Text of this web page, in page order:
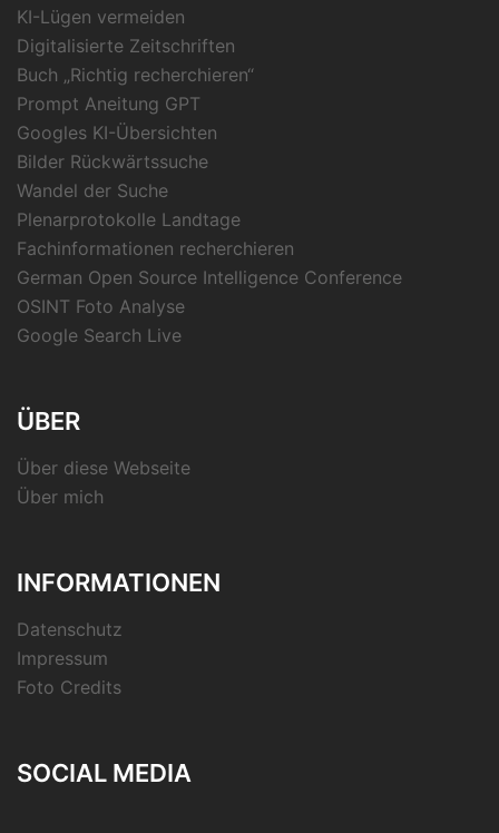
KI-Lügen vermeiden
Digitalisierte Zeitschriften
Buch „Richtig recherchieren“
Prompt Aneitung GPT
Googles KI-Übersichten
Bilder Rückwärtssuche
Wandel der Suche
Plenarprotokolle Landtage
Fachinformationen recherchieren
German Open Source Intelligence Conference
OSINT Foto Analyse
Google Search Live
ÜBER
Über diese Webseite
Über mich
INFORMATIONEN
Datenschutz
Impressum
Foto Credits
SOCIAL MEDIA